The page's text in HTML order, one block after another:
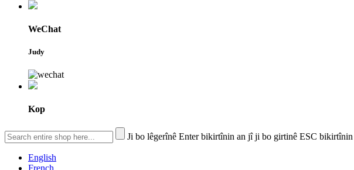
WeChat
Judy
Kop
Ji bo lêgerînê Enter bikirtînin an jî ji bo girtinê ESC bikirtînin
English
French